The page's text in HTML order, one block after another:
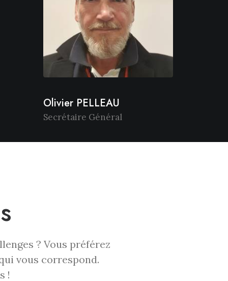
Olivier PELLEAU
Secrétaire Général
? Vous préférez
vous correspond.
!